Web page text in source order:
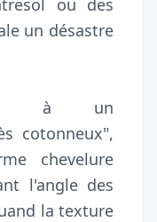
ou des
un désastre
à un
cotonneux",
chevelure
l'angle des
la texture